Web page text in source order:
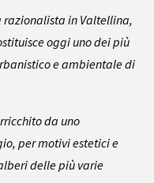
in Valtellina,
oggi uno dei più
e ambientale di
da uno
per motivi estetici e
delle più varie